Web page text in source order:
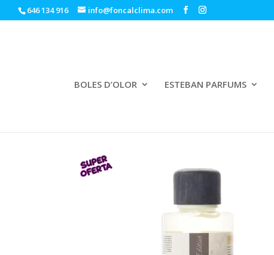
646 134 916 info@foncalclima.com
BOLES D’OLOR ESTEBAN PARFUMS